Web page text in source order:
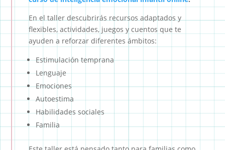
En el taller descubrirás recursos adaptados y
flexibles, actividades, juegos y cuentos que te
ayuden a reforzar diferentes ámbitos:
Estimulación temprana
Lenguaje
Emociones
Autoestima
Habilidades sociales
Familia